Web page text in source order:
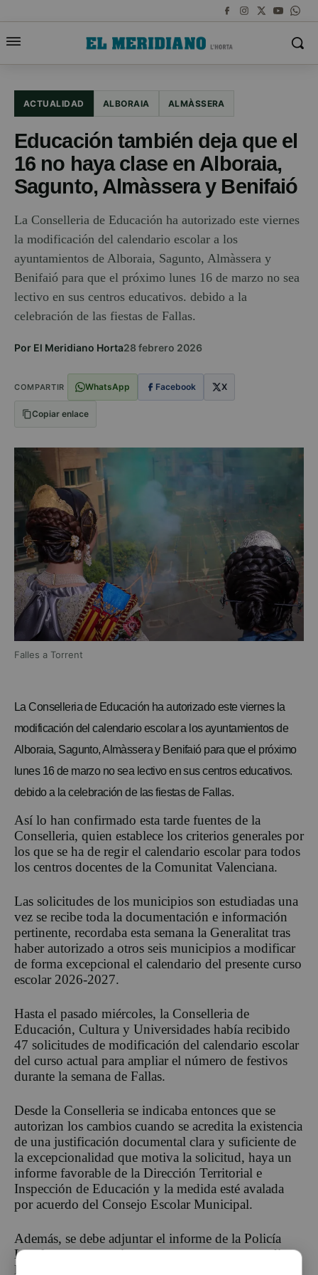
ACTUALIDAD ALBORAIA ALMÀSSERA
Educación también deja que el
16 no haya clase en Alboraia,
Sagunto, Almàssera y Benifaió
La Conselleria de Educación ha autorizado este viernes
la modificación del calendario escolar a los
ayuntamientos de Alboraia, Sagunto, Almàssera y
Benifaió para que el próximo lunes 16 de marzo no sea
lectivo en sus centros educativos. debido a la
celebración de las fiestas de Fallas.
Por El Meridiano Horta28 febrero 2026
COMPARTIR WhatsApp Facebook X
Copiar enlace
Falles a Torrent
La Conselleria de Educación ha autorizado este viernes la
modificación del calendario escolar a los ayuntamientos de
Alboraia, Sagunto, Almàssera y Benifaió para que el próximo
lunes 16 de marzo no sea lectivo en sus centros educativos.
debido a la celebración de las fiestas de Fallas.
Así lo han confirmado esta tarde fuentes de la
Conselleria, quien establece los criterios generales por
los que se ha de regir el calendario escolar para todos
los centros docentes de la Comunitat Valenciana.
Las solicitudes de los municipios son estudiadas una
vez se recibe toda la documentación e información
pertinente, recordaba esta semana la Generalitat tras
haber autorizado a otros seis municipios a modificar
de forma excepcional el calendario del presente curso
escolar 2026-2027.
Hasta el pasado miércoles, la Conselleria de
Educación, Cultura y Universidades había recibido
47 solicitudes de modificación del calendario escolar
del curso actual para ampliar el número de festivos
durante la semana de Fallas.
Desde la Conselleria se indicaba entonces que se
autorizan los cambios cuando se acredita la existencia
de una justificación documental clara y suficiente de
la excepcionalidad que motiva la solicitud, haya un
informe favorable de la Dirección Territorial e
Inspección de Educación y la medida esté avalada
por acuerdo del Consejo Escolar Municipal.
Además, se debe adjuntar el informe de la Policía
Local u otros organismos competentes que acrediten
la existencia de problemas concretos que afecten al